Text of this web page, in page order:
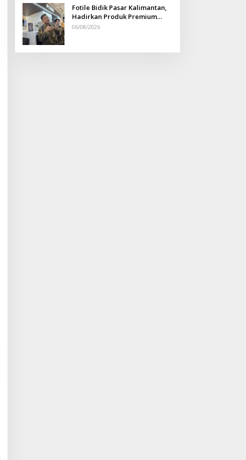
Fotile Bidik Pasar Kalimantan,
Hadirkan Produk Premium
Yang Makin Terjangkau
06/08/2026